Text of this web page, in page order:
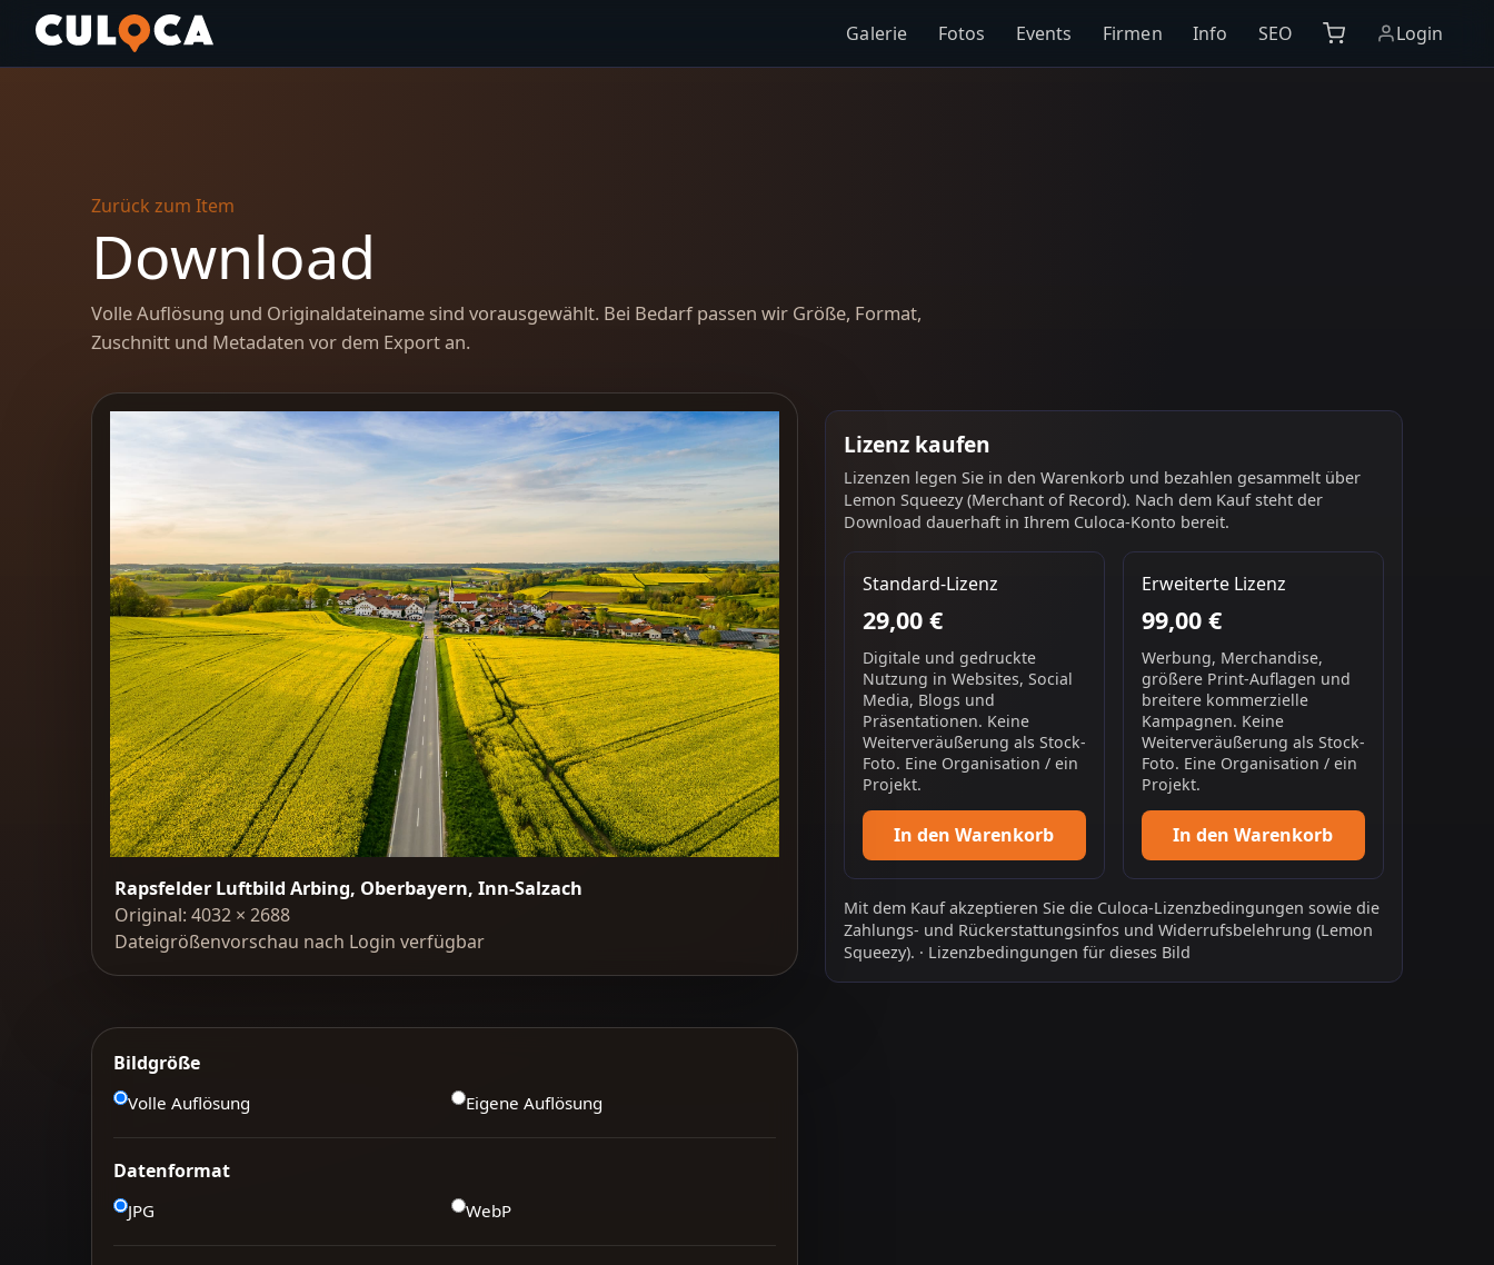
Galerie Fotos Events Firmen Info SEO Login
Zurück zum Item
Download
Volle Auflösung und Originaldateiname sind vorausgewählt. Bei Bedarf passen wir Größe, Format,
Zuschnitt und Metadaten vor dem Export an.
Rapsfelder Luftbild Arbing, Oberbayern, Inn-Salzach
Original: 4032 × 2688
Dateigrößenvorschau nach Login verfügbar
Lizenz kaufen
Lizenzen legen Sie in den Warenkorb und bezahlen gesammelt über
Lemon Squeezy (Merchant of Record). Nach dem Kauf steht der
Download dauerhaft in Ihrem Culoca-Konto bereit.
Standard-Lizenz
29,00 €
Digitale und gedruckte
Nutzung in Websites, Social
Media, Blogs und
Präsentationen. Keine
Weiterveräußerung als Stock-
Foto. Eine Organisation / ein
Projekt.
In den Warenkorb
Erweiterte Lizenz
99,00 €
Werbung, Merchandise,
größere Print-Auflagen und
breitere kommerzielle
Kampagnen. Keine
Weiterveräußerung als Stock-
Foto. Eine Organisation / ein
Projekt.
In den Warenkorb
Mit dem Kauf akzeptieren Sie die Culoca-Lizenzbedingungen sowie die
Zahlungs- und Rückerstattungsinfosund Widerrufsbelehrung (Lemon
Squeezy). · Lizenzbedingungen für dieses Bild
Bildgröße
Volle Auflösung Eigene Auflösung
Datenformat
JPG WebP